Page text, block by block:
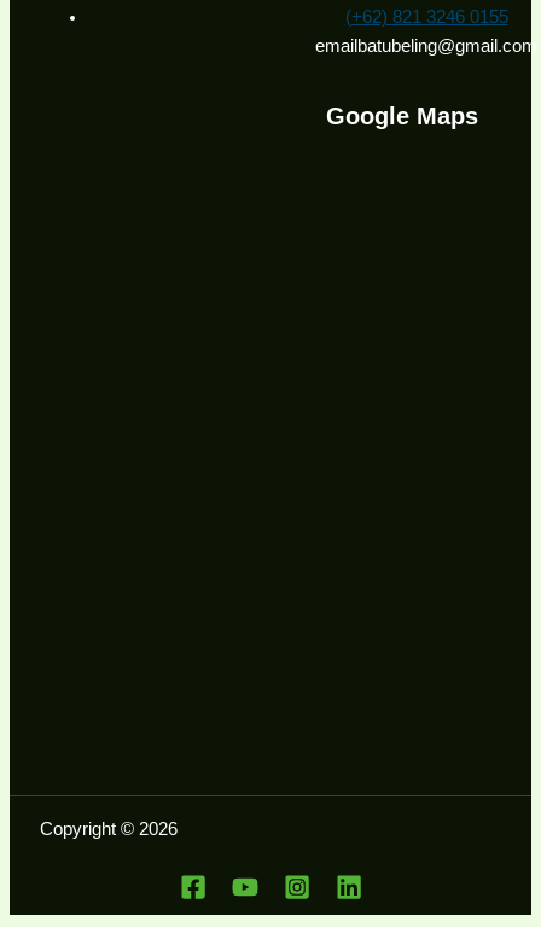
(+62) 821 3246 0155
emailbatubeling@gmail.com
Google Maps
Copyright © 2026